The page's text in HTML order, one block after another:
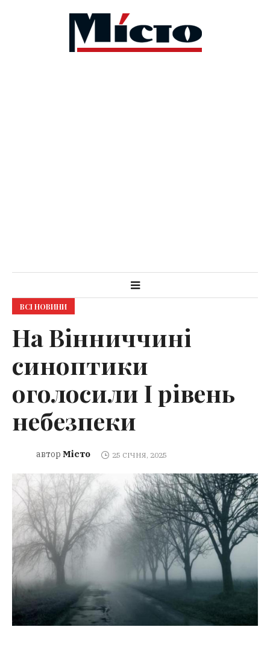
ВСІ НОВИНИ
На Вінниччині
синоптики
оголосили І рівень
небезпеки
автор Місто 25 СІЧНЯ, 2025